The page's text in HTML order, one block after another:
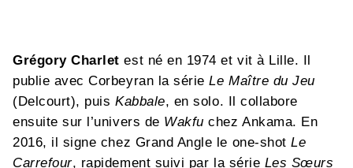
Grégory Charletest né en 1974 et vit à Lille. Il
publie avec Corbeyran la sérieLe Maître du Jeu
(Delcourt), puisKabbale, en solo. Il collabore
ensuite sur l’univers de Wakfu chez Ankama. En
2016, il signe chez Grand Angle le one-shotLe
Carrefour, rapidement suivi par la série Les Sœurs